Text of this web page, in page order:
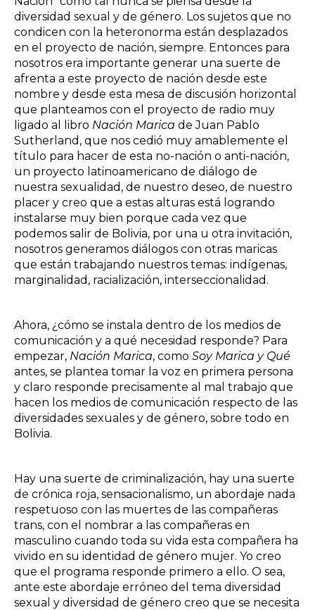
diversidad sexual y de género. Los sujetos que no
condicen con la heteronorma están desplazados
en el proyecto de nación, siempre. Entonces para
nosotros era importante generar una suerte de
afrenta a este proyecto de nación desde este
nombre y desde esta mesa de discusión horizontal
que planteamos con el proyecto de radio muy
ligado al libro Nación Marica de Juan Pablo
Sutherland, que nos cedió muy amablemente el
título para hacer de esta no-nación o anti-nación,
un proyecto latinoamericano de diálogo de
nuestra sexualidad, de nuestro deseo, de nuestro
placer y creo que a estas alturas está logrando
instalarse muy bien porque cada vez que
podemos salir de Bolivia, por una u otra invitación,
nosotros generamos diálogos con otras maricas
que están trabajando nuestros temas: indígenas,
marginalidad, racialización, interseccionalidad.
Ahora, ¿cómo se instala dentro de los medios de
comunicación y a qué necesidad responde? Para
empezar, Nación Marica, como Soy Marica y Qué
antes, se plantea tomar la voz en primera persona
y claro responde precisamente al mal trabajo que
hacen los medios de comunicación respecto de las
diversidades sexuales y de género, sobre todo en
Bolivia.
Hay una suerte de criminalización, hay una suerte
de crónica roja, sensacionalismo, un abordaje nada
respetuoso con las muertes de las compañeras
trans, con el nombrar a las compañeras en
masculino cuando toda su vida esta compañera ha
vivido en su identidad de género mujer. Yo creo
que el programa responde primero a ello. O sea,
ante este abordaje erróneo del tema diversidad
sexual y diversidad de género creo que se necesita